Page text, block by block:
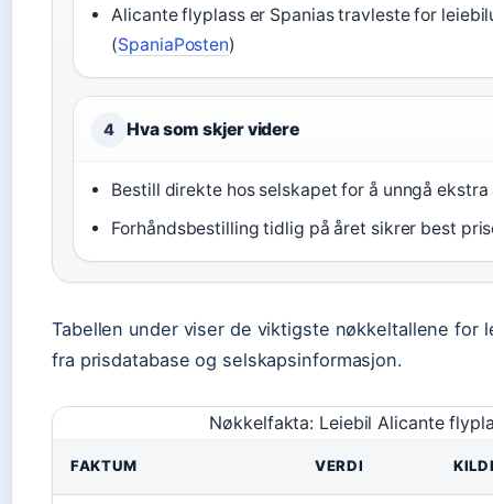
Alicante flyplass er Spanias travleste for
(SpaniaPosten)
4 Hva som skjer videre
Bestill direkte hos selskapet for å unngå
Forhåndsbestilling tidlig på året sikrer best
Tabellen under viser de viktigste nøkkeltallene for
fra prisdatabase og selskapsinformasjon.
Nøkkelfakta: Leiebil Alicante
FAKTUM VERDI